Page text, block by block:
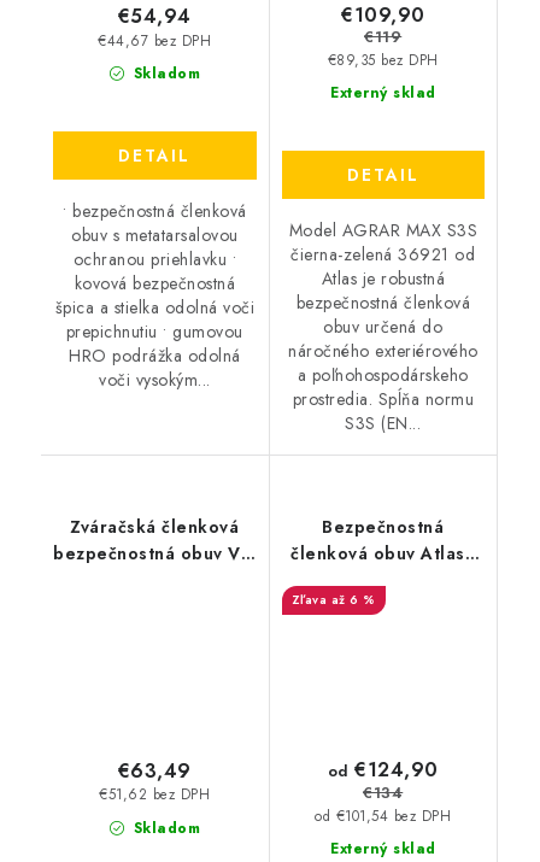
Skladom
€44,67 bez DPH
€54,94
DETAIL
• bezpečnostná členková
obuv s metatarsalovou
ochranou priehlavku •
kovová bezpečnostná
špica a stielka odolná voči
prepichnutiu • gumovou
HRO podrážka odolná
voči vysokým...
Externý sklad
€89,35 bez DPH
€109,90
€119
DETAIL
Model AGRAR MAX S3S
čierna-zelená 36921 od
Atlas je robustná
bezpečnostná členková
obuv určená do
náročného exteriérového
a poľnohospodárskeho
prostredia. Spĺňa normu
S3S (EN...
Zváračská členková
bezpečnostná obuv VM
Skladom
€51,62 bez DPH
€63,49
Bezpečnostná
členková obuv Atlas -
Duo Soft 765 2.0 S3
čierna 36956
až 6 %
Externý sklad
od €101,54 bez DPH
od €124,90
€134